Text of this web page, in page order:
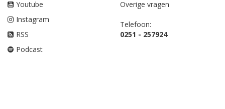
Youtube
Instagram
RSS
Podcast
Overige vragen
Telefoon:
0251 - 257924